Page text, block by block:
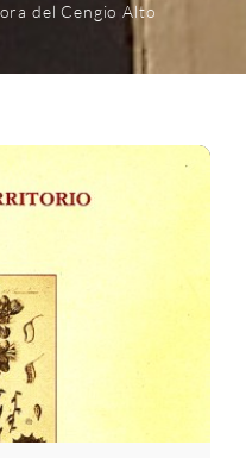
del Cengio Alto